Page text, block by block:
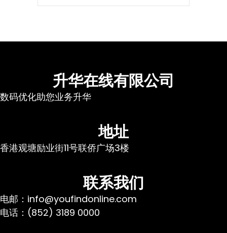
升华在线有限公司
数码优化助您业务升华
地址
香港观塘励业街11号联侨广场3楼
联系我们
电邮：info@youfindonline.com
电话：(852) 3189 0000